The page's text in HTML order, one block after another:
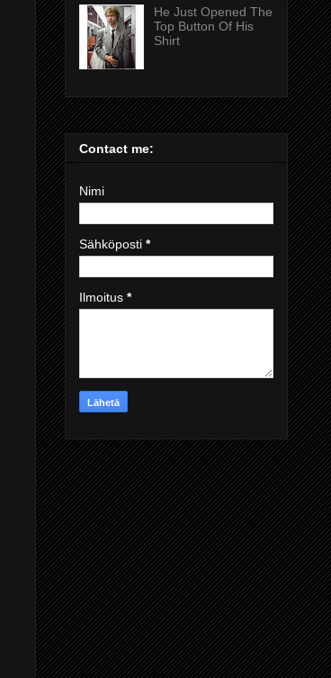
He Just Opened The
Top Button Of His
Shirt
Contact me:
Nimi
Sähköposti *
Ilmoitus *